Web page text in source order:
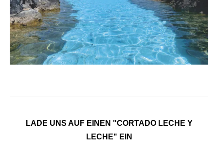
LADE UNS AUF EINEN "CORTADO LECHE Y
LECHE" EIN